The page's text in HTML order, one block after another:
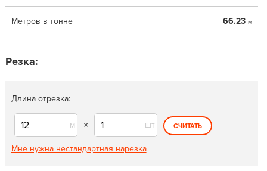
Метров в тонне 66.23 м
Резка:
Длина отрезка:
м × шт СЧИТАТЬ
Мне нужна нестандартная нарезка